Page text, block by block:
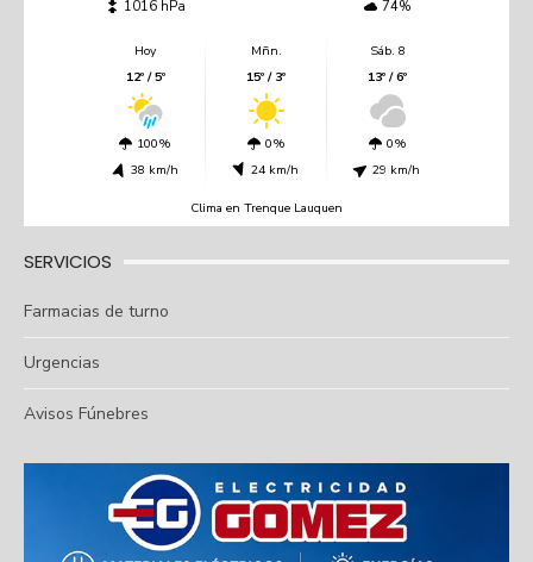
1016 hPa
74%
Hoy
12º / 5º
100%
38 km/h
Mñn.
15º / 3º
0%
24 km/h
Sáb. 8
13º / 6º
0%
29 km/h
Clima en Trenque Lauquen
SERVICIOS
Farmacias de turno
Urgencias
Avisos Fúnebres